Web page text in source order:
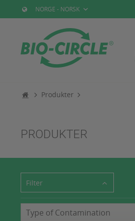
NORGE - NORSK
Produkter
PRODUKTER
Filter
Type of Contamination